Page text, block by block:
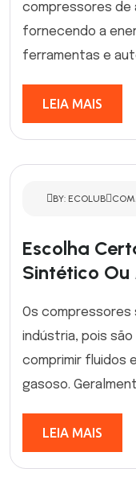
compressores de
fornecendo a
ferramentas e
LEIA MAIS
BY: ECOLUB
Escolha
Sintético Ou
Os compressores
indústria, pois
comprimir fluidos
gasoso.
LEIA MAIS